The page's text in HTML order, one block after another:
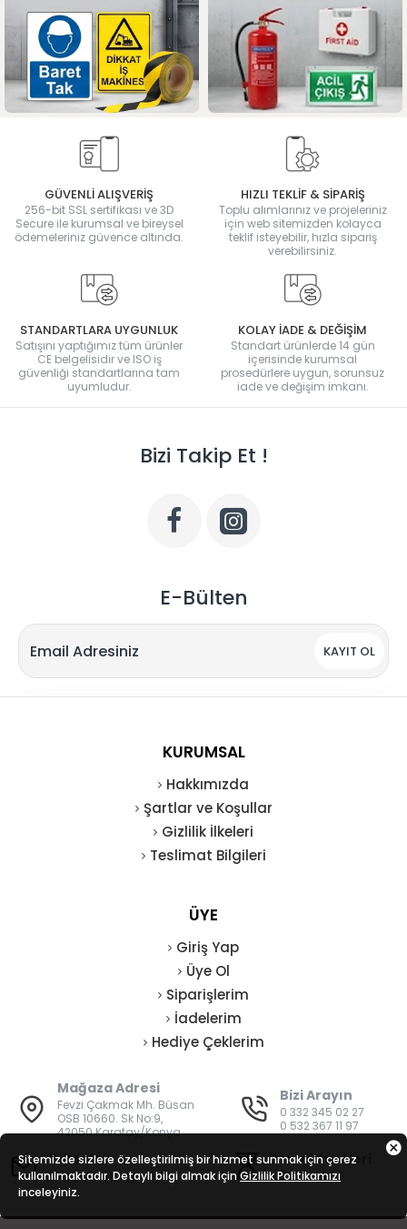
GÜVENLİ ALIŞVERİŞ
256-bit SSL sertifikası ve 3D
Secure ile kurumsal ve bireysel
ödemeleriniz güvence altında.
HIZLI TEKLİF & SİPARİŞ
Toplu alımlarınız ve projeleriniz
için web sitemizden kolayca
teklif isteyebilir, hızla sipariş
verebilirsiniz.
STANDARTLARA UYGUNLUK
Satışını yaptığımız tüm ürünler
CE belgelisidir ve ISO iş
güvenliği standartlarına tam
uyumludur.
KOLAY İADE & DEĞİŞİM
Standart ürünlerde 14 gün
içerisinde kurumsal
prosedürlere uygun, sorunsuz
iade ve değişim imkanı.
Bizi Takip Et !
E-Bülten
KAYIT OL
KURUMSAL
Hakkımızda
Şartlar ve Koşullar
Gizlilik İlkeleri
Teslimat Bilgileri
ÜYE
Giriş Yap
Üye Ol
Siparişlerim
İadelerim
Hediye Çeklerim
Mağaza Adresi
Fevzi Çakmak Mh. Büsan
OSB 10660. Sk No:9,
42050 Karatay/Konya
Bizi Arayın
0 332 345 02 27
0 532 367 11 97
E-Posta
bilgi@vatanisguvenligi.com
Mesai Saatleri
08:00 - 19:00
Sitemizde sizlere özelleştirilmiş bir hizmet sunmak için çerez
kullanılmaktadır. Detaylı bilgi almak için Gizlilik Politikamızı
inceleyiniz.